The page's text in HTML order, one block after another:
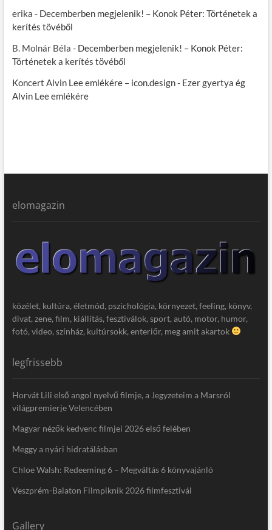
erika - Decemberben megjelenik! – Konok Péter: Történetek a
kerítés tövéből
B. Molnár Béla - Decemberben megjelenik! – Konok Péter:
Történetek a kerítés tövéből
Koncert Alvin Lee emlékére – icon.design- Ezer gyertya ég
Alvin Lee emlékére
elomagazin
közélet, kultúra, életmód, pszichológia, környezet, feeling, könyv,
divat, zene, film, kiállítás, fesztiválok, sport, autó, motor, humor,
fotó, video, színház, kultúrsokk, enteriőr, meg amit akartok
legfrissebb
Horvát Lili első angol nyelvű filmje, a Jegyzeteim a Marsról
világpremierje Velencében
Magyar nézők kedvenc filmjei 2026 első felében
Meggy a nyári hidratálásban
Chloe Walsh: Redeeming 6 – Megváltás 6 könyvajánló
Veszprém-Balaton Filmpiknik 2026 filmfesztivál
Gallery